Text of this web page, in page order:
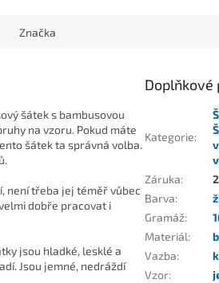
Značka
šátek s bambusovou
na vzoru. Pokud máte
šátek ta správná volba.
není třeba jej téměř vůbec
dobře pracovat i
jsou hladké, lesklé a
Jsou jemné, nedráždí
Kategorie:
Záruka:
Barva:
Gramáž:
Materiál:
Vazba:
Vzor: